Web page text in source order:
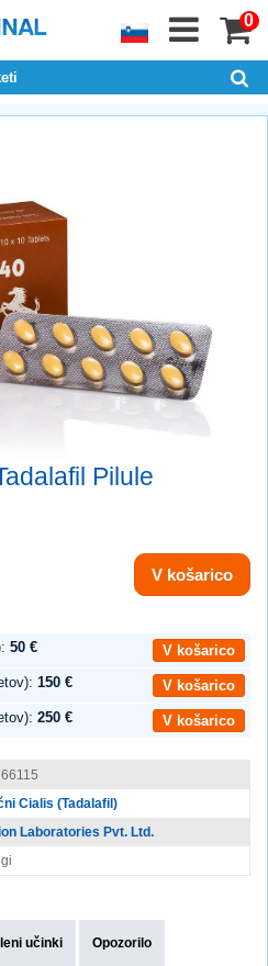
0
Pilule
V košarico
50 €
V košarico
150 €
V košarico
250 € V košarico
Cialis (Tadalafil)
Laboratories Pvt. Ltd.
učinki Opozorilo